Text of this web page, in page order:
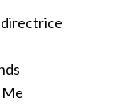
directrice